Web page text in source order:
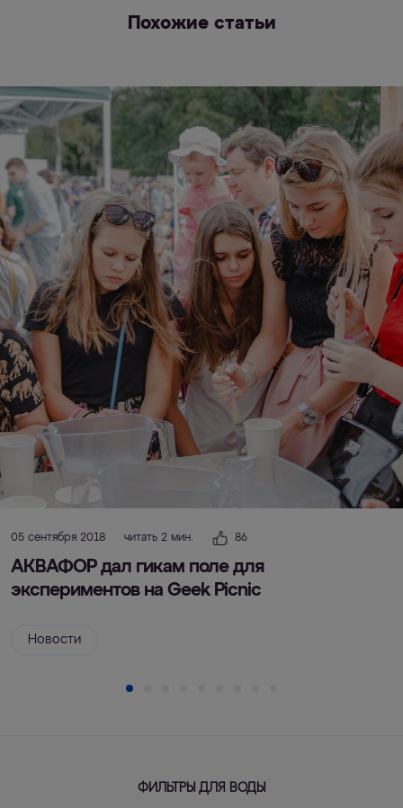
Похожие статьи
05 сентября 2018 читать 2 мин. 86
АКВАФОР дал гикам поле для
экспериментов на Geek Picnic
Новости
ФИЛЬТРЫ ДЛЯ ВОДЫ